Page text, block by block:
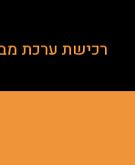
רכישת ערכת